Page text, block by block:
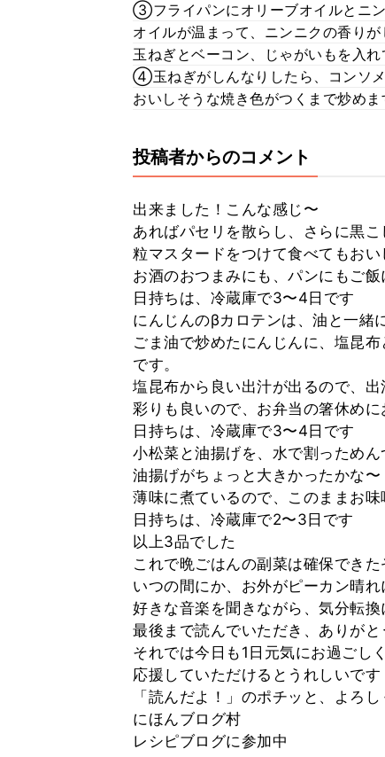
③フライパンにオリーブオイルとニン
オイルが温まって、ニンニクの香りが
玉ねぎとベーコン、じゃがいもを入れ
④玉ねぎがしんなりしたら、コンソメ
おいしそうな焼き色がつくまで炒めま
投稿者からのコメント
出来ました！こんな感じ〜
あればパセリを散らし、さらに黒
粒マスタードをつけて食べてもおい
お酒のおつまみにも、パンにもご
日持ちは、冷蔵庫で3〜4日です
にんじんのβカロテンは、油と一緒
ごま油で炒めたにんじんに、塩昆
です。
塩昆布から良い出汁が出るので、出
彩りも良いので、お弁当の箸休めに
日持ちは、冷蔵庫で3〜4日です
小松菜と油揚げを、水で割っためん
油揚げがちょっと大きかったかな〜
薄味に煮ているので、このままお
日持ちは、冷蔵庫で2〜3日です
以上3品でした
これで晩ごはんの副菜は確保できた
いつの間にか、お外がピーカン晴れ
好きな音楽を聞きながら、気分転
最後まで読んでいただき、ありがと
それでは今日も1日元気にお過ごし
応援していただけるとうれしいです
「読んだよ！」のポチッと、よろ
にほんブログ村
レシピブログに参加中